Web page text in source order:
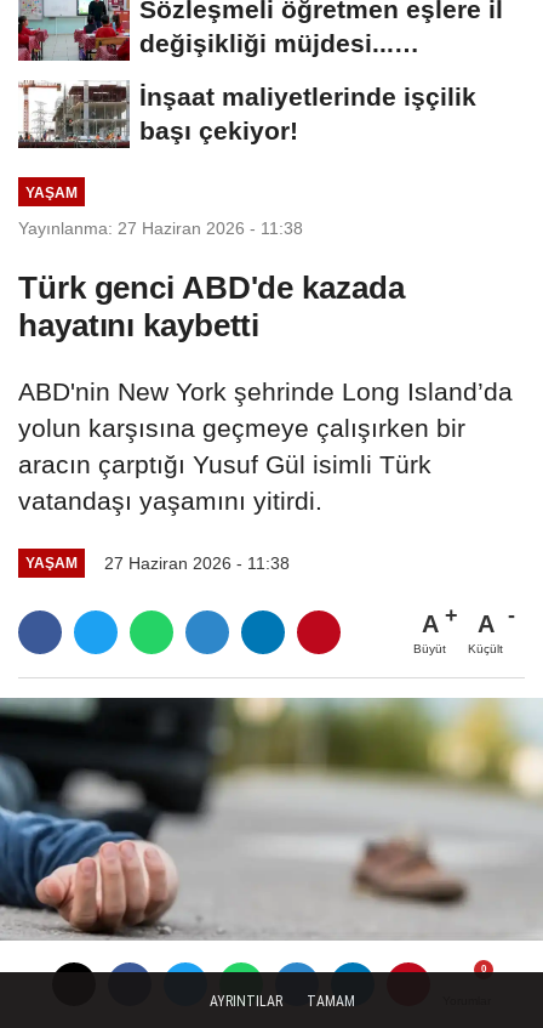
Sözleşmeli öğretmen eşlere il
değişikliği müjdesi...
Başvurular...
İnşaat maliyetlerinde işçilik
başı çekiyor!
YAŞAM
Yayınlanma: 27 Haziran 2026 - 11:38
Türk genci ABD'de kazada
hayatını kaybetti
ABD'nin New York şehrinde Long Island’da
yolun karşısına geçmeye çalışırken bir
aracın çarptığı Yusuf Gül isimli Türk
vatandaşı yaşamını yitirdi.
YAŞAM 27 Haziran 2026 - 11:38
A
Büyüt
A
Küçült
AYRINTILAR TAMAM